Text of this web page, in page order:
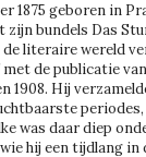
1875 geboren in
bundels Das
de literaire wereld
de publicatie
1908. Hij
was daar diep
hij een tijdlang in